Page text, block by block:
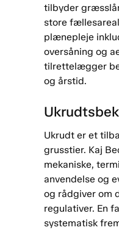
tilbyder
store
plænepleje
oversåning og
tilrettelægger
og årstid.
Ukrudt er et
grusstier. Kaj
mekaniske,
anvendelse og
og rådgiver om
regulativer. En
systematisk